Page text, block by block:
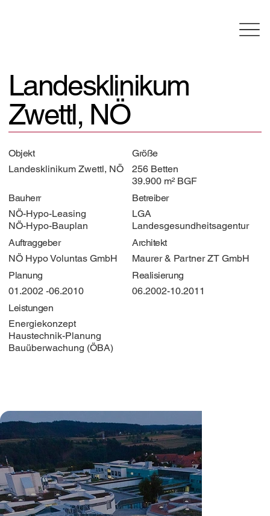
Landesklinikum
Zwettl, NÖ
Landesklinikum Zwettl, NÖ
Objekt
256 Betten
39.900 m² BGF
Größe
NÖ-Hypo-Leasing
NÖ-Hypo-Bauplan
Bauherr
LGA
Landesgesundheitsagentur
Betreiber
NÖ Hypo Voluntas GmbH
Auftraggeber
Maurer & Partner ZT GmbH
Architekt
01.2002 -06.2010
Planung
06.2002-10.2011
Realisierung
Energiekonzept
Haustechnik-Planung
Bauüberwachung (ÖBA)
Leistungen